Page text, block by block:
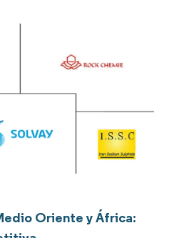
Oriente y África: